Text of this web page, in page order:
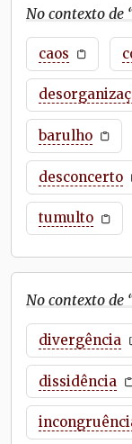
No contexto de
caos
barulho
desconcerto
tumulto
No contexto de
divergência
dissidência